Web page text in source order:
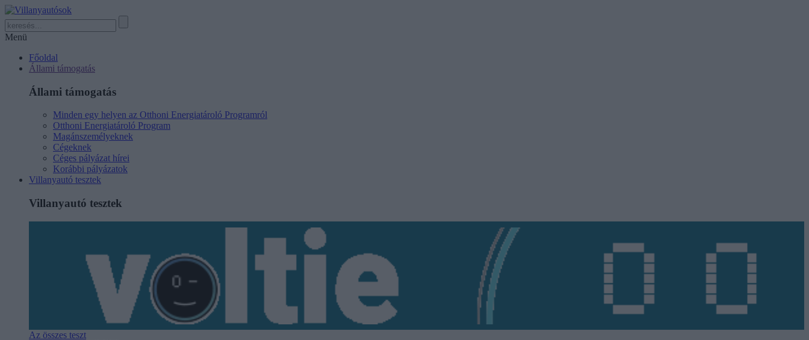
Menü
Főoldal
Állami támogatás
Állami támogatás
Minden egy helyen az Otthoni Energiatároló Programról
Otthoni Energiatároló Program
Magánszemélyeknek
Cégeknek
Céges pályázat hírei
Korábbi pályázatok
Villanyautó tesztek
Villanyautó tesztek
Az összes teszt